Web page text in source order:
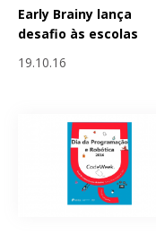
Early Brainy lança
desafio às escolas
19.10.16